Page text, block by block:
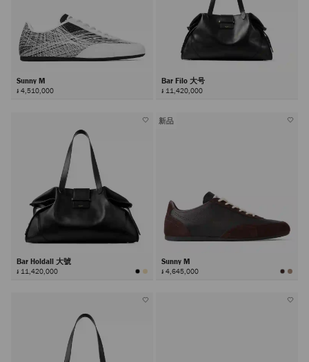
Sunny M
៛ 4,510,000
Bar Filo 大号
៛ 11,420,000
Bar Holdall 大號
៛ 11,420,000
新品
Sunny M
៛ 4,645,000